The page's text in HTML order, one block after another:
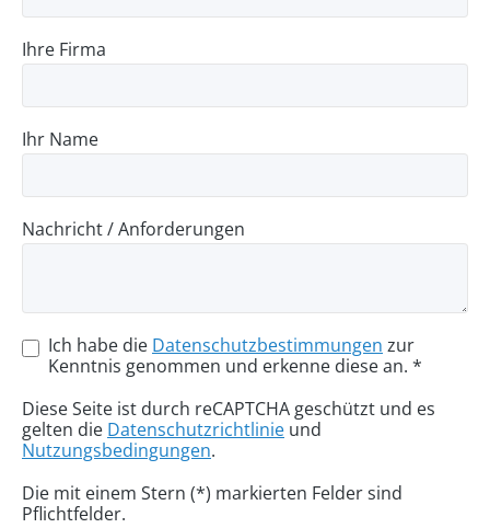
Ihre Firma
Ihr Name
Nachricht / Anforderungen
Ich habe die Datenschutzbestimmungen zur
Kenntnis genommen und erkenne diese an. *
Diese Seite ist durch reCAPTCHA geschützt und es
gelten die Datenschutzrichtlinie und
Nutzungsbedingungen.
Die mit einem Stern (*) markierten Felder sind
Pflichtfelder.